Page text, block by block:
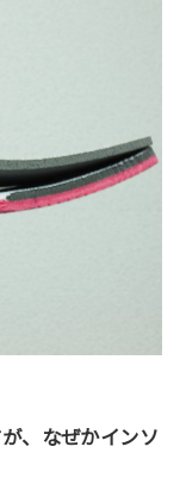
、なぜかインソ